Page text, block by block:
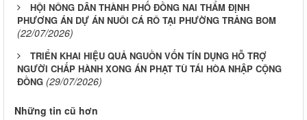
HỘI NÔNG DÂN THÀNH PHỐ ĐỒNG NAI THẨM ĐỊNH
PHƯƠNG ÁN DỰ ÁN NUÔI CÁ RÔ TẠI PHƯỜNG TRẢNG BOM
(22/07/2026)
TRIỂN KHAI HIỆU QUẢ NGUỒN VỐN TÍN DỤNG HỖ TRỢ
NGƯỜI CHẤP HÀNH XONG ÁN PHẠT TÙ TÁI HÒA NHẬP CỘNG
ĐỒNG (29/07/2026)
Những tin cũ hơn